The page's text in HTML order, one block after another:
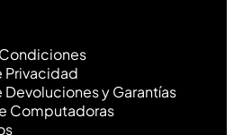
Privacidad
Devoluciones y Garantías
Computadoras